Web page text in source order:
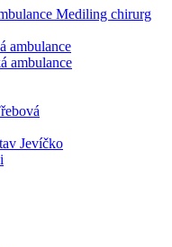
Mediling chirurg
ambulance
ambulance
Jevíčko